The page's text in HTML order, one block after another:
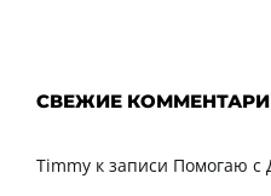
СВЕЖИЕ
Timmy к записи Помогаю с